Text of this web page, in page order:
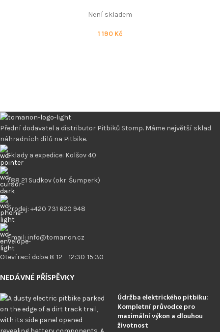
Není skladem
1 190 Kč
Přední dodavatel a distributor Pitbiků Stomp. Máme největší sklad
náhradních dílů na Pitbike.
Sklady a expedice: Kolšov 40
788 21 Sudkov (okr. Šumperk)
Prodej: +420 731 620 948
Email: info@tomanon.cz
Otevírací doba 8-12 – 12:30-15:30
NEDÁVNÉ PŘÍSPĚVKY
Údržba elektrického pitbiku:
Kompletní průvodce pro
maximální výkon a dlouhou
životnost